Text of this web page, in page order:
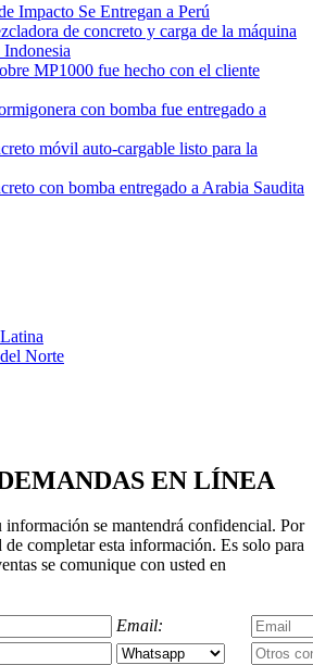
Impacto Se Entregan a Perú
de concreto y carga de la máquina
MP1000 fue hecho con el cliente
con bomba fue entregado a
móvil auto-cargable listo para la
con bomba entregado a Arabia Saudita
Norte
EN LÍNEA
información se mantendrá confidencial. Por
completar esta información. Es solo para
se comunique con usted en
Email: